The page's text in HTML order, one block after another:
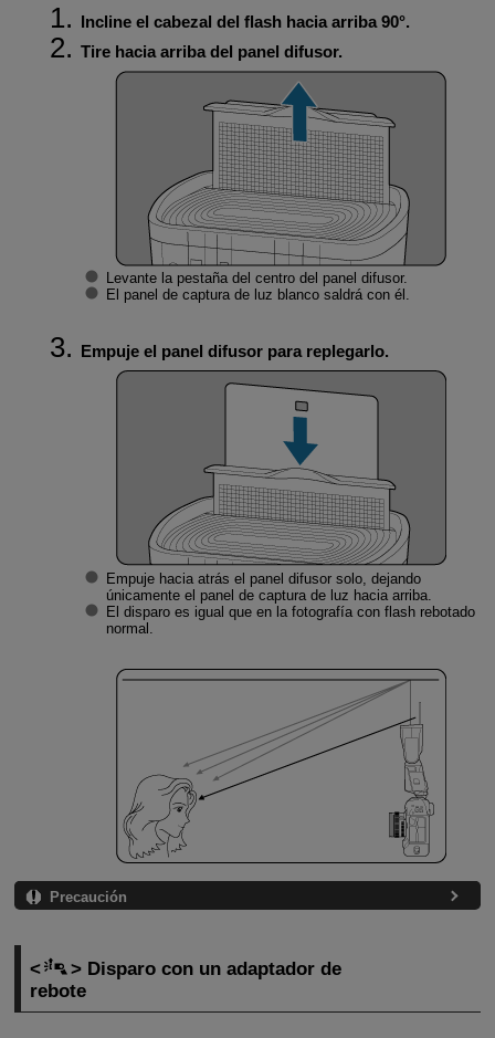
Incline el cabezal del flash hacia arriba 90°.
Tire hacia arriba del panel difusor.
Levante la pestaña del centro del panel difusor.
El panel de captura de luz blanco saldrá con él.
Empuje el panel difusor para replegarlo.
Empuje hacia atrás el panel difusor solo, dejando
únicamente el panel de captura de luz hacia arriba.
El disparo es igual que en la fotografía con flash rebotado
normal.
Precaución
Disparo con un adaptador de
rebote